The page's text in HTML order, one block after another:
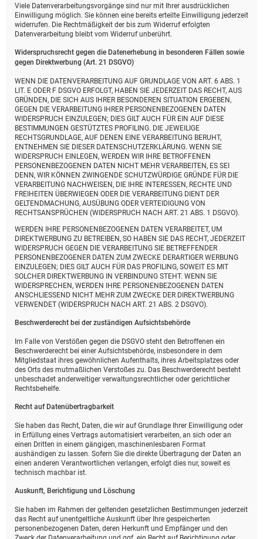
Viele Datenverarbeitungsvorgänge sind nur mit Ihrer ausdrücklichen
Einwilligung möglich. Sie können eine bereits erteilte Einwilligung jederzeit
widerrufen. Die Rechtmäßigkeit der bis zum Widerruf erfolgten
Datenverarbeitung bleibt vom Widerruf unberührt.
Widerspruchsrecht gegen die Datenerhebung in besonderen Fällen sowie
gegen Direktwerbung (Art. 21 DSGVO)
WENN DIE DATENVERARBEITUNG AUF GRUNDLAGE VON ART. 6 ABS. 1
LIT. E ODER F DSGVO ERFOLGT, HABEN SIE JEDERZEIT DAS RECHT, AUS
GRÜNDEN, DIE SICH AUS IHRER BESONDEREN SITUATION ERGEBEN,
GEGEN DIE VERARBEITUNG IHRER PERSONENBEZOGENEN DATEN
WIDERSPRUCH EINZULEGEN; DIES GILT AUCH FÜR EIN AUF DIESE
BESTIMMUNGEN GESTÜTZTES PROFILING. DIE JEWEILIGE
RECHTSGRUNDLAGE, AUF DENEN EINE VERARBEITUNG BERUHT,
ENTNEHMEN SIE DIESER DATENSCHUTZERKLÄRUNG. WENN SIE
WIDERSPRUCH EINLEGEN, WERDEN WIR IHRE BETROFFENEN
PERSONENBEZOGENEN DATEN NICHT MEHR VERARBEITEN, ES SEI
DENN, WIR KÖNNEN ZWINGENDE SCHUTZWÜRDIGE GRÜNDE FÜR DIE
VERARBEITUNG NACHWEISEN, DIE IHRE INTERESSEN, RECHTE UND
FREIHEITEN ÜBERWIEGEN ODER DIE VERARBEITUNG DIENT DER
GELTENDMACHUNG, AUSÜBUNG ODER VERTEIDIGUNG VON
RECHTSANSPRÜCHEN (WIDERSPRUCH NACH ART. 21 ABS. 1 DSGVO).
WERDEN IHRE PERSONENBEZOGENEN DATEN VERARBEITET, UM
DIREKTWERBUNG ZU BETREIBEN, SO HABEN SIE DAS RECHT, JEDERZEIT
WIDERSPRUCH GEGEN DIE VERARBEITUNG SIE BETREFFENDER
PERSONENBEZOGENER DATEN ZUM ZWECKE DERARTIGER WERBUNG
EINZULEGEN; DIES GILT AUCH FÜR DAS PROFILING, SOWEIT ES MIT
SOLCHER DIREKTWERBUNG IN VERBINDUNG STEHT. WENN SIE
WIDERSPRECHEN, WERDEN IHRE PERSONENBEZOGENEN DATEN
ANSCHLIESSEND NICHT MEHR ZUM ZWECKE DER DIREKTWERBUNG
VERWENDET (WIDERSPRUCH NACH ART. 21 ABS. 2 DSGVO).
Beschwerde­recht bei der zuständigen Aufsichts­behörde
Im Falle von Verstößen gegen die DSGVO steht den Betroffenen ein
Beschwerderecht bei einer Aufsichtsbehörde, insbesondere in dem
Mitgliedstaat ihres gewöhnlichen Aufenthalts, ihres Arbeitsplatzes oder
des Orts des mutmaßlichen Verstoßes zu. Das Beschwerderecht besteht
unbeschadet anderweitiger verwaltungsrechtlicher oder gerichtlicher
Rechtsbehelfe.
Recht auf Daten­übertrag­barkeit
Sie haben das Recht, Daten, die wir auf Grundlage Ihrer Einwilligung oder
in Erfüllung eines Vertrags automatisiert verarbeiten, an sich oder an
einen Dritten in einem gängigen, maschinenlesbaren Format
aushändigen zu lassen. Sofern Sie die direkte Übertragung der Daten an
einen anderen Verantwortlichen verlangen, erfolgt dies nur, soweit es
technisch machbar ist.
Auskunft, Berichtigung und Löschung
Sie haben im Rahmen der geltenden gesetzlichen Bestimmungen jederzeit
das Recht auf unentgeltliche Auskunft über Ihre gespeicherten
personenbezogenen Daten, deren Herkunft und Empfänger und den